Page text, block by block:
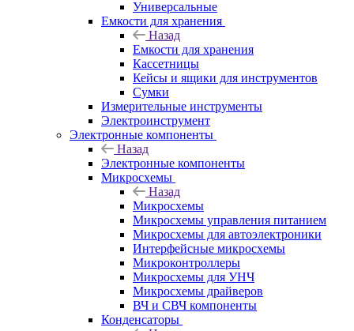
Универсальные
Емкости для хранения
Назад
Емкости для хранения
Кассетницы
Кейсы и ящики для инструментов
Сумки
Измерительные инструменты
Электроинструмент
Электронные компоненты
Назад
Электронные компоненты
Микросхемы
Назад
Микросхемы
Микросхемы управления питанием
Микросхемы для автоэлектроники
Интерфейсные микросхемы
Микроконтроллеры
Микросхемы для УНЧ
Микросхемы драйверов
ВЧ и СВЧ компоненты
Конденсаторы